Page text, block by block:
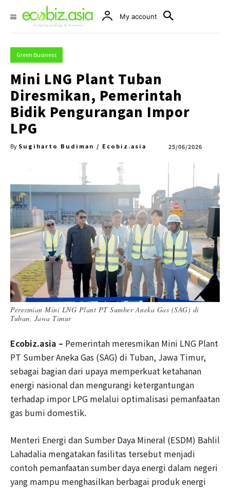
My account
Green Business
Mini LNG Plant Tuban
Diresmikan, Pemerintah
Bidik Pengurangan Impor
LPG
By Sugiharto Budiman / Ecobiz.asia 25/06/2026
Peresmian Mini LNG Plant PT Sumber Aneka Gas (SAG) di
Tuban, Jawa Timur
Ecobiz.asia – Pemerintah meresmikan Mini LNG Plant
PT Sumber Aneka Gas (SAG) di Tuban, Jawa Timur,
sebagai bagian dari upaya memperkuat ketahanan
energi nasional dan mengurangi ketergantungan
terhadap impor LPG melalui optimalisasi pemanfaatan
gas bumi domestik.
Menteri Energi dan Sumber Daya Mineral (ESDM) Bahlil
Lahadalia mengatakan fasilitas tersebut menjadi
contoh pemanfaatan sumber daya energi dalam negeri
yang mampu menghasilkan berbagai produk energi